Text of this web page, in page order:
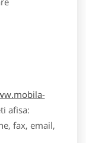
afisa:
fax, email,